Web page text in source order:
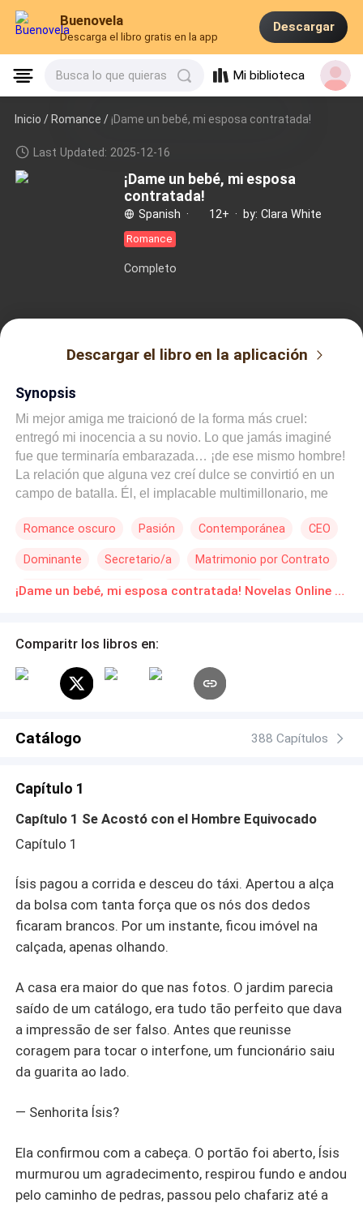
Buenovela
Descarga el libro gratis en la app
Descargar
Busca lo que quieras Mi biblioteca
Inicio /Romance / ¡Dame un bebé, mi esposa contratada!
Last Updated: 2025-12-16
¡Dame un bebé, mi esposa
contratada!
Spanish · 12+ · by: Clara White
Romance
Completo
Descargar el libro en la aplicación
Synopsis
Mi mejor amiga me traicionó de la forma más cruel:
entregó mi inocencia a su novio. Lo que jamás imaginé
fue que terminaría embarazada… ¡de ese mismo hombre!
La relación que alguna vez creí dulce se convirtió en un
campo de batalla. Él, el implacable multimillonario, me
vientre, nos casaremos. Pero recuerda, yo no te amo… y
matrimonio en secreto y un acuerdo que nunca debió
convertirse en algo más. Para todos, yo solo era su
pensé que podría mantener la distancia, él rompió todas
pertenecía… y no solo eso. —¿Qué intentas hacer? —
pregunté con el corazón acelerado. —¡Mi querida
Romance oscuro Pasión Contemporánea CEO
Dominante Secretario/a Matrimonio por Contrato
Millonario Instantáneo Amor de casados ¡Dame un bebé, mi esposa contratada! Novelas Online Descarga gratuita de PDF
Comparitr los libros en:
Catálogo 388 Capítulos
Capítulo 1
Capítulo 1 Se Acostó con el Hombre Equivocado
Capítulo 1
Ísis pagou a corrida e desceu do táxi. Apertou a alça
da bolsa com tanta força que os nós dos dedos
ficaram brancos. Por um instante, ficou imóvel na
calçada, apenas olhando.
A casa era maior do que nas fotos. O jardim parecia
saído de um catálogo, era tudo tão perfeito que dava
a impressão de ser falso. Antes que reunisse
coragem para tocar o interfone, um funcionário saiu
da guarita ao lado.
— Senhorita Ísis?
Ela confirmou com a cabeça. O portão foi aberto, Ísis
murmurou um agradecimento, respirou fundo e andou
pelo caminho de pedras, passou pelo chafariz até a